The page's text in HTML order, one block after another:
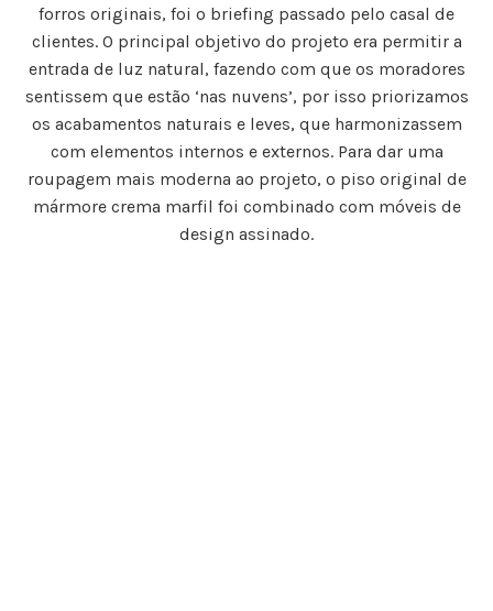
forros originais, foi o briefing passado pelo casal de
clientes. O principal objetivo do projeto era permitir a
entrada de luz natural, fazendo com que os moradores
sentissem que estão ‘nas nuvens’, por isso priorizamos
os acabamentos naturais e leves, que harmonizassem
com elementos internos e externos. Para dar uma
roupagem mais moderna ao projeto, o piso original de
mármore crema marfil foi combinado com móveis de
design assinado.